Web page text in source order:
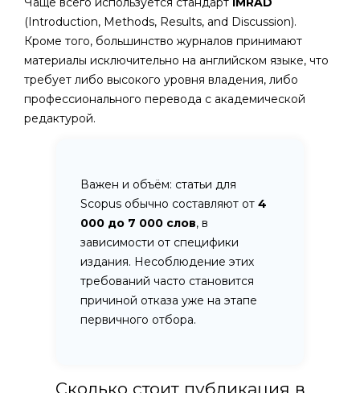
(Introduction, Methods, Results, and Discussion).
Кроме того, большинство журналов принимают
материалы исключительно на английском языке, что
требует либо высокого уровня владения, либо
профессионального перевода с академической
редактурой.
Важен и объём: статьи для
Scopus обычно составляют от 4
000 до 7 000 слов, в
зависимости от специфики
издания. Несоблюдение этих
требований часто становится
причиной отказа уже на этапе
первичного отбора.
Сколько стоит публикация в